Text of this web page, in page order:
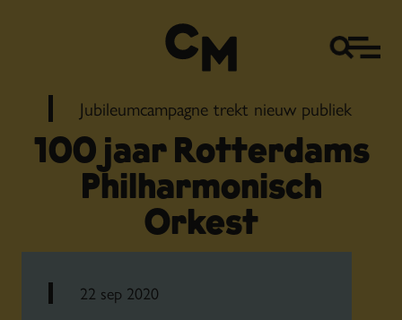
Jubileumcampagne trekt nieuw publiek
100 jaar Rotterdams
Philharmonisch
Orkest
22 sep 2020